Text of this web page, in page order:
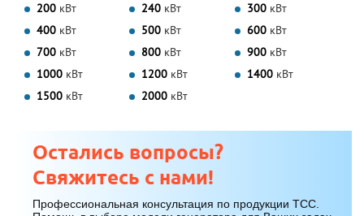
200 кВт 240 кВт 300 кВт
400 кВт 500 кВт 600 кВт
700 кВт 800 кВт 900 кВт
1000 кВт 1200 кВт 1400 кВт
1500 кВт 2000 кВт
Остались вопросы?
Свяжитесь с нами!
Профессиональная консультация по продукции ТСС.